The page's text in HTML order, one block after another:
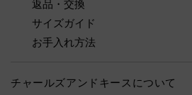
返品・交換
サイズガイド
お手入れ方法
チャールズアンドキースについて